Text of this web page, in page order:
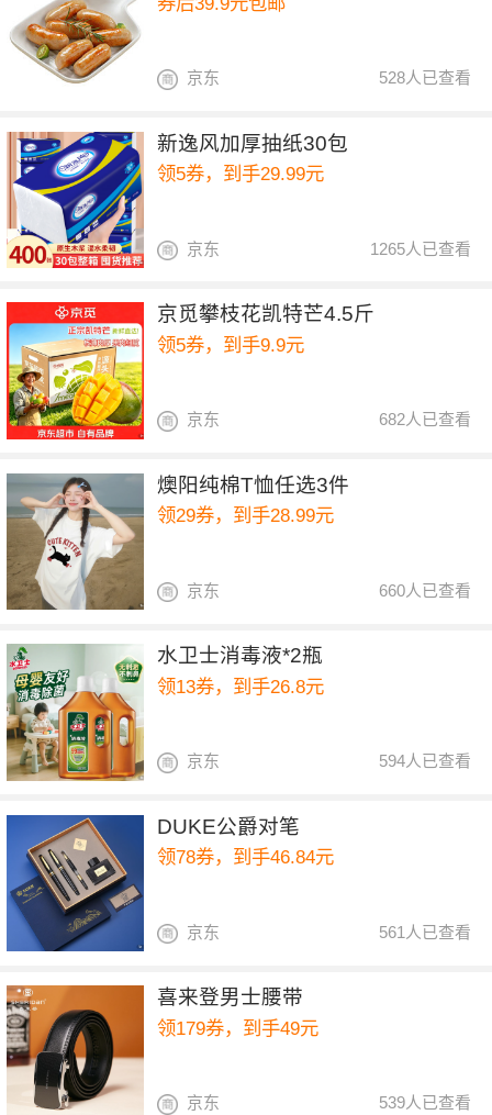
528人已查看
京东
新逸风加厚抽纸30包
领5券，到手29.99元
1265人已查看
京东
京觅攀枝花凯特芒4.5斤
领5券，到手9.9元
682人已查看
京东
燠阳纯棉T恤任选3件
领29券，到手28.99元
660人已查看
京东
水卫士消毒液*2瓶
领13券，到手26.8元
594人已查看
京东
DUKE公爵对笔
领78券，到手46.84元
561人已查看
京东
喜来登男士腰带
领179券，到手49元
539人已查看
京东